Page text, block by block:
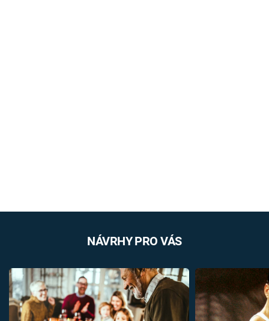
NÁVRHY PRO VÁS